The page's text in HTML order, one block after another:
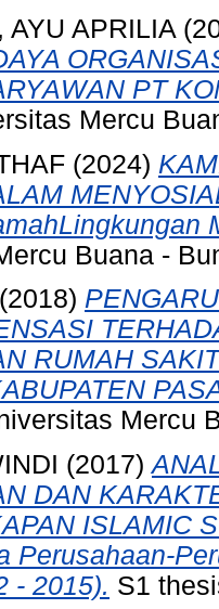
AYU APRILIA
PT
Mercu
(2024)
Buana -
(2018)
RUMAH
Mercu
(2017)
DAN
ISLAMIC
Perusahaan-
- 2015). S1